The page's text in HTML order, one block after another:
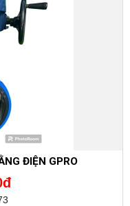
ĐIỆN GPRO